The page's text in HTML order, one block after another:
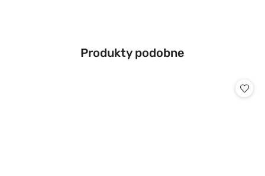
Pomiń karuzelę produktów
Produkty
Produkty podobne